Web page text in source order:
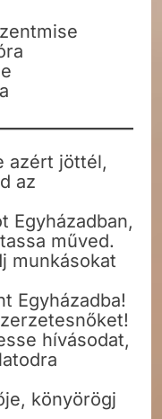
azért jöttél,
az
Egyházadban,
műved.
munkásokat
Egyházadba!
hívásodat,
könyörögj